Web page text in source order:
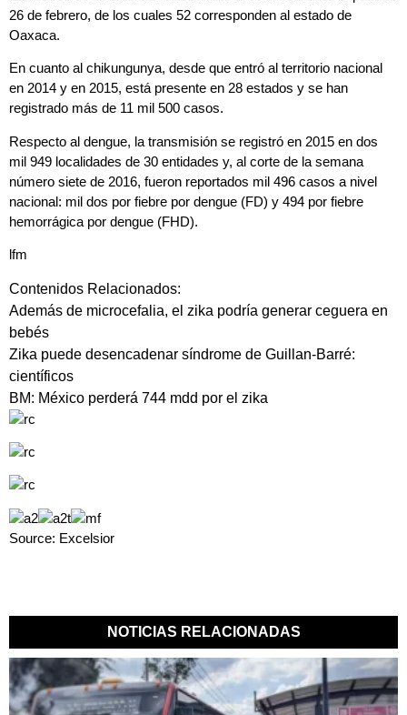
26 de febrero, de los cuales 52 corresponden al estado de
Oaxaca.
En cuanto al chikungunya, desde que entró al territorio nacional
en 2014 y en 2015, está presente en 28 estados y se han
registrado más de 11 mil 500 casos.
Respecto al dengue, la transmisión se registró en 2015 en dos
mil 949 localidades de 30 entidades y, al corte de la semana
número siete de 2016, fueron reportados mil 496 casos a nivel
nacional: mil dos por fiebre por dengue (FD) y 494 por fiebre
hemorrágica por dengue (FHD).
lfm
Contenidos Relacionados:
Además de microcefalia, el zika podría generar ceguera en
bebés
Zika puede desencadenar síndrome de Guillan-Barré:
científicos
BM: México perderá 744 mdd por el zika
Source: Excelsior
NOTICIAS RELACIONADAS